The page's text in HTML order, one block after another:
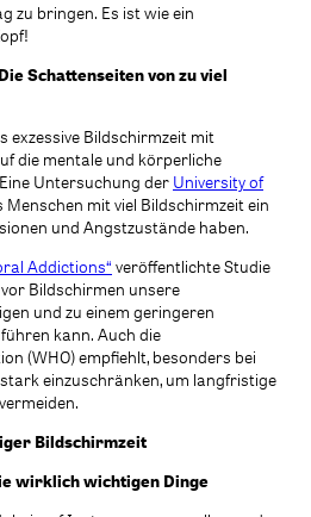
zu bringen. Es ist wie ein
Schattenseiten von zu viel
exzessive Bildschirmzeit mit
die mentale und körperliche
Untersuchung der University of
mit viel Bildschirmzeit ein
und Angstzustände haben.
Addictions“ veröffentlichte Studie
Bildschirmen unsere
und zu einem geringeren
kann. Auch die
(WHO) empfiehlt, besonders bei
einzuschränken, um langfristige
Bildschirmzeit
wirklich wichtigen Dinge